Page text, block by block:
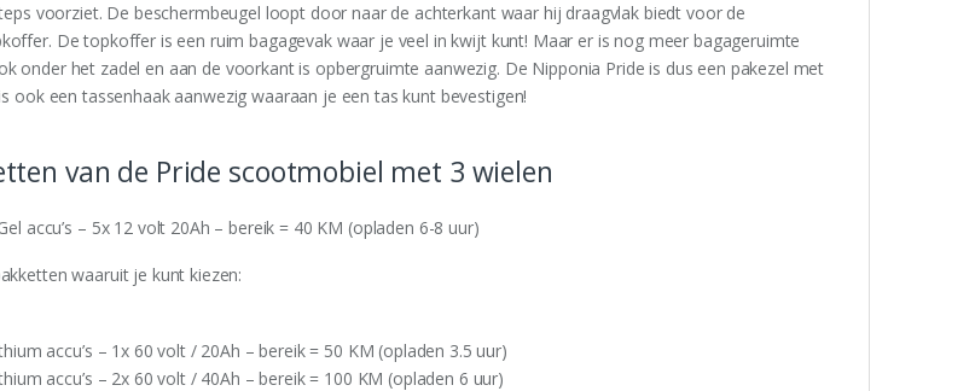
voorziet. De beschermbeugel loopt door naar de achterkant waar hij draagvlak biedt voor de
De topkoffer is een ruim bagagevak waar je veel in kwijt kunt! Maar er is nog meer bagageruimte
onder het zadel en aan de voorkant is opbergruimte aanwezig. De Nipponia Pride is dus een pakezel met
ook een tassenhaak aanwezig waaraan je een tas kunt bevestigen!
van de Pride scootmobiel met 3 wielen
accu’s – 5x 12 volt 20Ah – bereik = 40 KM (opladen 6-8 uur)
waaruit je kunt kiezen:
accu’s – 1x 60 volt / 20Ah – bereik = 50 KM (opladen 3.5 uur)
accu’s – 2x 60 volt / 40Ah – bereik = 100 KM (opladen 6 uur)